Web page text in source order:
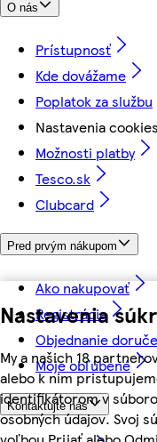
Nastavenia
My a našich 18
alebo k nim
identifikátorom v
osobných údajov. Svoj
O nás
Prístupnosť
Kde dovážame
Poplatok za službu
Nastavenia cookies
Možnosti platby
Tesco.sk
Clubcard
Pred prvým nákupom
Ako nakupovať
Registrácia
Objednanie
Moje obľúbené
Kontaktujte nás